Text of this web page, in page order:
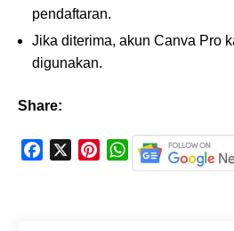
pendaftaran.
Jika diterima, akun Canva Pro
digunakan.
Share:
W
h